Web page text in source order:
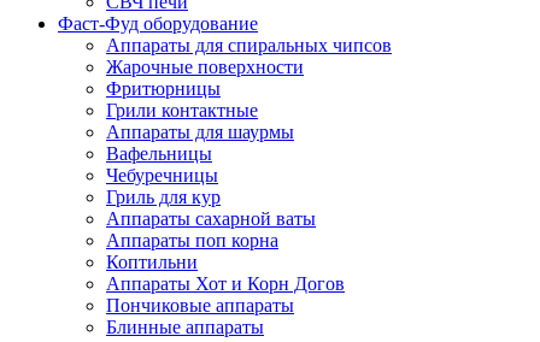
Фаст-Фуд оборудование
Аппараты для спиральных чипсов
Жарочные поверхности
Фритюрницы
Грили контактные
Аппараты для шаурмы
Вафельницы
Чебуречницы
Гриль для кур
Аппараты сахарной ваты
Аппараты поп корна
Коптильни
Аппараты Хот и Корн Догов
Пончиковые аппараты
Блинные аппараты